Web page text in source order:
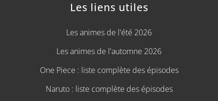
Les liens utiles
Les animes de l'été 2026
Les animes de l'automne 2026
One Piece : liste complète des épisodes
Naruto : liste complète des épisodes